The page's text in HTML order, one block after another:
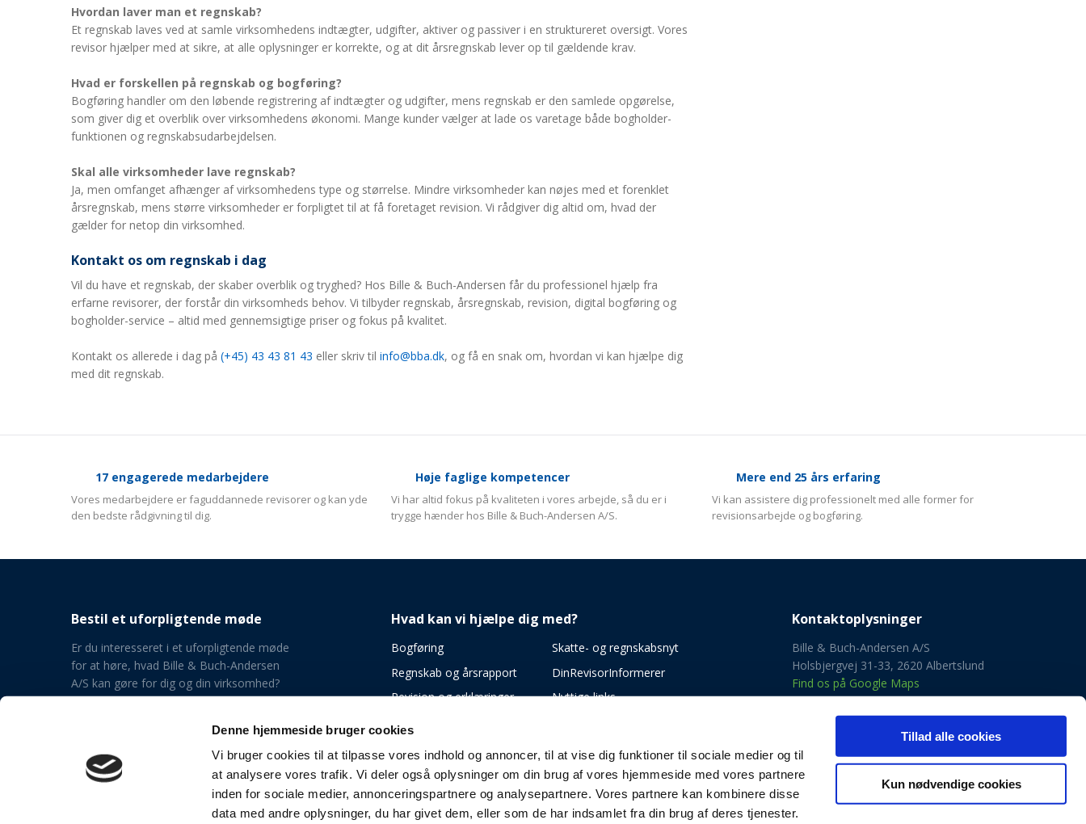
Denne hjemmeside bruger cookies
Vi bruger cookies til at tilpasse vores indhold og annoncer, til at vise dig funktioner til sociale medier og til
at analysere vores trafik. Vi deler også oplysninger om din brug af vores hjemmeside med vores partnere
inden for sociale medier, annonceringspartnere og analysepartnere. Vores partnere kan kombinere disse
data med andre oplysninger, du har givet dem, eller som de har indsamlet fra din brug af deres tjenester.
Tillad alle cookies
Kun nødvendige cookies
Hvordan laver man et regnskab?
Et regnskab laves ved at samle virksomhedens indtægter, udgifter, aktiver og passiver i en struktureret oversigt. Vores
revisor hjælper med at sikre, at alle oplysninger er korrekte, og at dit årsregnskab lever op til gældende krav.
Hvad er forskellen på regnskab og bogføring?
Bogføring handler om den løbende registrering af indtægter og udgifter, mens regnskab er den samlede opgørelse,
som giver dig et overblik over virksomhedens økonomi. Mange kunder vælger at lade os varetage både bogholder-
funktionen og regnskabsudarbejdelsen.
Skal alle virksomheder lave regnskab?
Ja, men omfanget afhænger af virksomhedens type og størrelse. Mindre virksomheder kan nøjes med et forenklet
årsregnskab, mens større virksomheder er forpligtet til at få foretaget revision. Vi rådgiver dig altid om, hvad der
gælder for netop din virksomhed.
Kontakt os om regnskab i dag
Vil du have et regnskab, der skaber overblik og tryghed? Hos Bille & Buch-Andersen får du professionel hjælp fra
erfarne revisorer, der forstår din virksomheds behov. Vi tilbyder regnskab, årsregnskab, revision, digital bogføring og
bogholder-service – altid med gennemsigtige priser og fokus på kvalitet.
Kontakt os allerede i dag på (+45) 43 43 81 43 eller skriv til info@bba.dk, og få en snak om, hvordan vi kan hjælpe dig
med dit regnskab.
17 engagerede medarbejdere
Vores medarbejdere er faguddannede revisorer og kan yde
den bedste rådgivning til dig.
Høje faglige kompetencer
Vi har altid fokus på kvaliteten i vores arbejde, så du er i
trygge hænder hos Bille & Buch-Andersen A/S.
​Mere end 25 års erfaring
Vi kan assistere dig professionelt med alle former for
revisionsarbejde og bogføring.
Bestil et uforpligtende møde
Er du interesseret i et uforpligtende møde
for at høre, hvad Bille & Buch-Andersen
A/S kan gøre for dig og din virksomhed​?
Hvad kan vi hjælpe dig med?​
Bogføring​
Regnskab og årsrapport
Revision og erklæringer
Skatterådgivning
Skatte- og regnskabsnyt
DinRevisorInformerer
Nyttige links
Kontaktoplysninger​
Bille & Buch-Andersen A/S
Holsbjergvej 31-33, 2620 Albertslund
Find os på Google Maps
Telefon:4343 8143
​CVR:
18 28 20 46